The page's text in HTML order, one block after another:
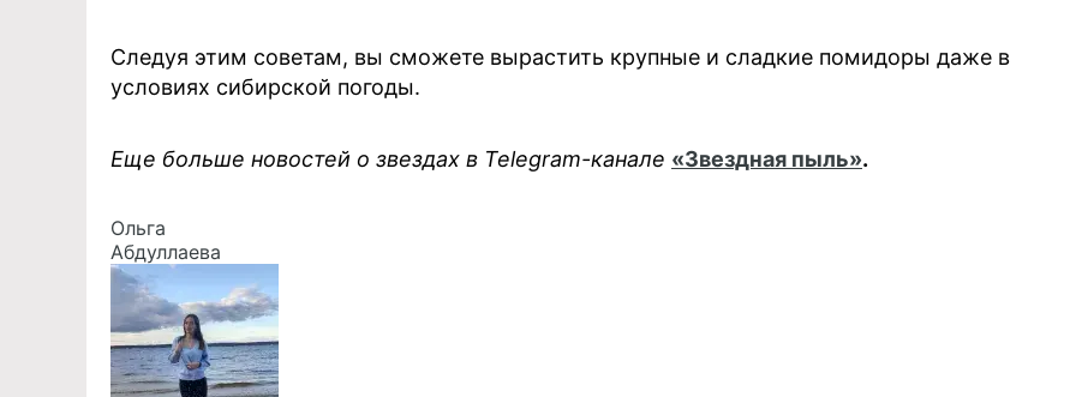
Следуя этим советам, вы сможете вырастить крупные и сладкие помидоры даже в
условиях сибирской погоды.
Еще больше новостей о звездах в Telegram-канале «Звездная пыль».
Ольга
Абдуллаева